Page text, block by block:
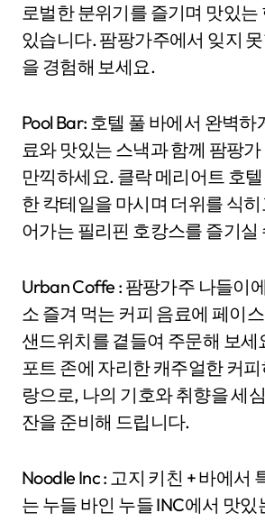
로벌한 분위기를 즐기며 맛있는
있습니다. 팜팡가주에서 잊지
을 경험해 보세요.
Pool Bar: 호텔 풀 바에서 완벽
료와 맛있는 스낵과 함께 팜팡
만끽하세요. 클락 메리어트 호
한 칵테일을 마시며 더위를 식
어가는 필리핀 호캉스를 즐기실
Urban Coffe : 팜팡가주 나들이
소 즐겨 먹는 커피 음료에 페이
샌드위치를 곁들여 주문해 보세
포트 존에 자리한 캐주얼한 커
랑으로, 나의 기호와 취향을 세
잔을 준비해 드립니다.
Noodle Inc : 고지 키친 + 바에서
는 누들 바인 누들 INC에서 맛있